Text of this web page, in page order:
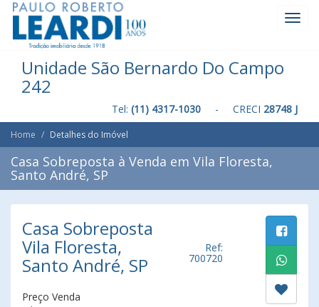
Unidade São Bernardo Do Campo
242
Tel: (11) 4317-1030 - CRECI 28748 J
Home Detalhes do Imóvel
Casa Sobreposta à Venda em Vila Floresta,
Santo André, SP
Casa Sobreposta
Vila Floresta,
Santo André, SP
Ref:
700720
Preço Venda